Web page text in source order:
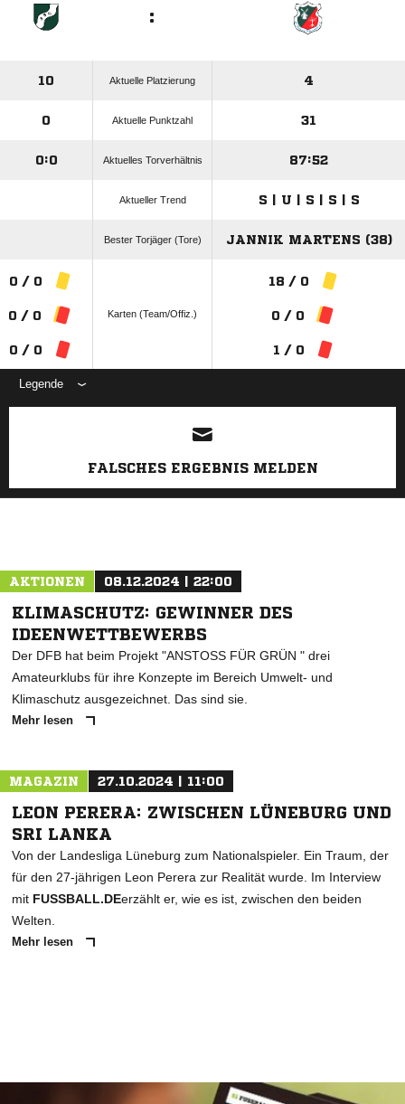
:
10 Aktuelle Platzierung 4
0 Aktuelle Punktzahl 31
0:0 Aktuelles Torverhältnis 87:52
Aktueller Trend S | U | S | S | S
Bester Torjäger (Tore) JANNIK MARTENS (38)
0 / 0
0 / 0
0 / 0
Karten (Team/Offiz.)
18 / 0
0 / 0
1 / 0
Legende
ANZEIGE
FALSCHES ERGEBNIS MELDEN
AKTIONEN 08.12.2024 | 22:00
KLIMASCHUTZ: GEWINNER DES
IDEENWETTBEWERBS
Der DFB hat beim Projekt "ANSTOSS FÜR GRÜN " drei
Amateurklubs für ihre Konzepte im Bereich Umwelt- und
Klimaschutz ausgezeichnet. Das sind sie.
Mehr lesen
MAGAZIN 27.10.2024 | 11:00
LEON PERERA: ZWISCHEN LÜNEBURG UND
SRI LANKA
Von der Landesliga Lüneburg zum Nationalspieler. Ein Traum, der
für den 27-jährigen Leon Perera zur Realität wurde. Im Interview
mit FUSSBALL.DEerzählt er, wie es ist, zwischen den beiden
Welten.
Mehr lesen